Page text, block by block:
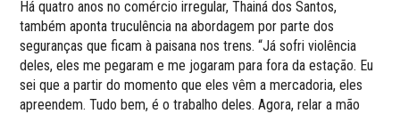
Há quatro anos no comércio irregular, Thainá dos Santos,
também aponta truculência na abordagem por parte dos
seguranças que ficam à paisana nos trens. “Já sofri violência
deles, eles me pegaram e me jogaram para fora da estação. Eu
sei que a partir do momento que eles vêm a mercadoria, eles
apreendem. Tudo bem, é o trabalho deles. Agora, relar a mão